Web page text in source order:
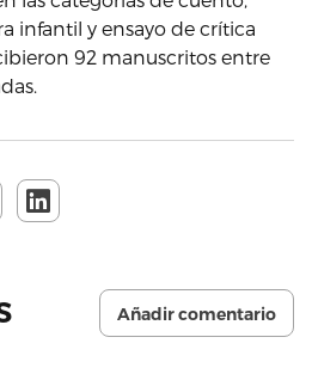
infantil y ensayo de crítica
92 manuscritos entre
Añadir comentario